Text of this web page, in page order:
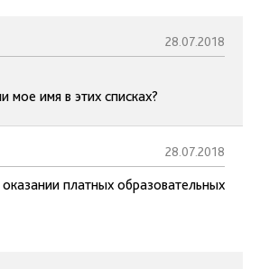
28.07.2018
мое имя в этих списках?
28.07.2018
платных образовательных